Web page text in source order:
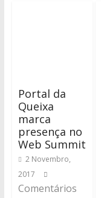
Portal da
Queixa
marca
presença no
Web Summit
2 Novembro,
2017
Comentários